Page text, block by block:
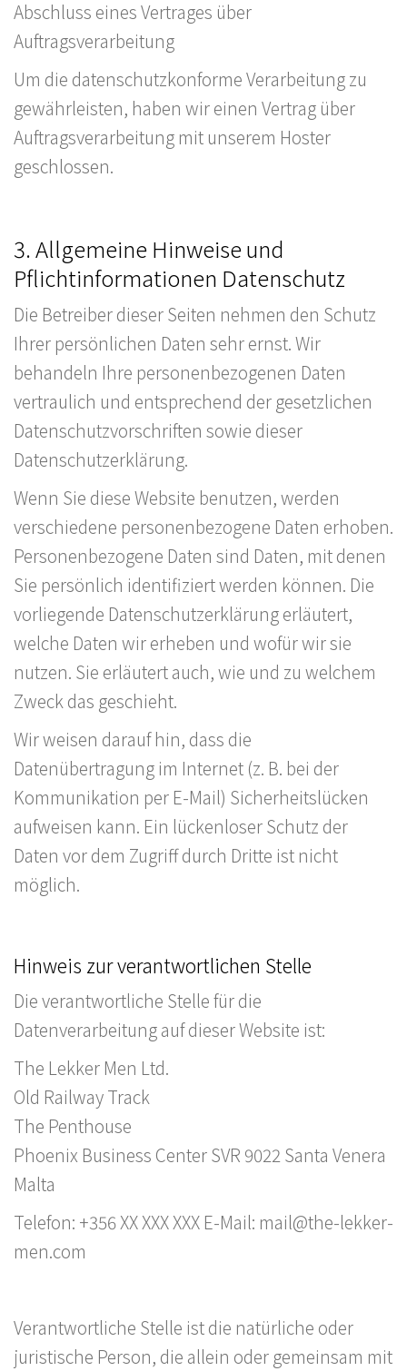
Abschluss eines Vertrages über
Auftragsverarbeitung
Um die datenschutzkonforme Verarbeitung zu
gewährleisten, haben wir einen Vertrag über
Auftragsverarbeitung mit unserem Hoster
geschlossen.
3. Allgemeine Hinweise und
Pflichtinformationen Datenschutz
Die Betreiber dieser Seiten nehmen den Schutz
Ihrer persönlichen Daten sehr ernst. Wir
behandeln Ihre personenbezogenen Daten
vertraulich und entsprechend der gesetzlichen
Datenschutzvorschriften sowie dieser
Datenschutzerklärung.
Wenn Sie diese Website benutzen, werden
verschiedene personenbezogene Daten erhoben.
Personenbezogene Daten sind Daten, mit denen
Sie persönlich identifiziert werden können. Die
vorliegende Datenschutzerklärung erläutert,
welche Daten wir erheben und wofür wir sie
nutzen. Sie erläutert auch, wie und zu welchem
Zweck das geschieht.
Wir weisen darauf hin, dass die
Datenübertragung im Internet (z. B. bei der
Kommunikation per E-Mail) Sicherheitslücken
aufweisen kann. Ein lückenloser Schutz der
Daten vor dem Zugriff durch Dritte ist nicht
möglich.
Hinweis zur verantwortlichen Stelle
Die verantwortliche Stelle für die
Datenverarbeitung auf dieser Website ist:
The Lekker Men Ltd.
Old Railway Track
The Penthouse
Phoenix Business Center SVR 9022 Santa Venera
Malta
Telefon: +356 XX XXX XXX E-Mail: mail@the-lekker-
men.com
Verantwortliche Stelle ist die natürliche oder
juristische Person, die allein oder gemeinsam mit